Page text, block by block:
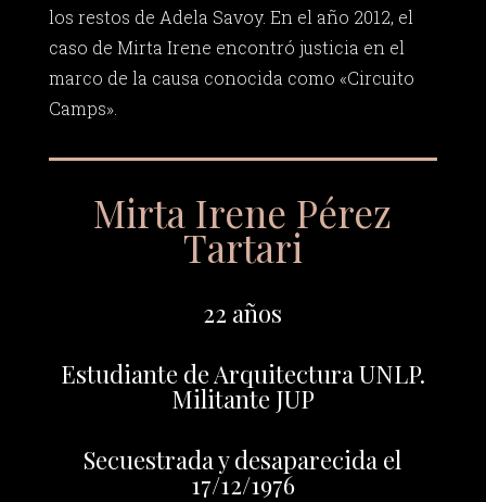
los restos de Adela Savoy. En el año 2012, el
caso de Mirta Irene encontró justicia en el
marco de la causa conocida como «Circuito
Camps».
Mirta Irene Pérez
Tartari
22 años
Estudiante de Arquitectura UNLP.
Militante JUP
Secuestrada y desaparecida el
17/12/1976